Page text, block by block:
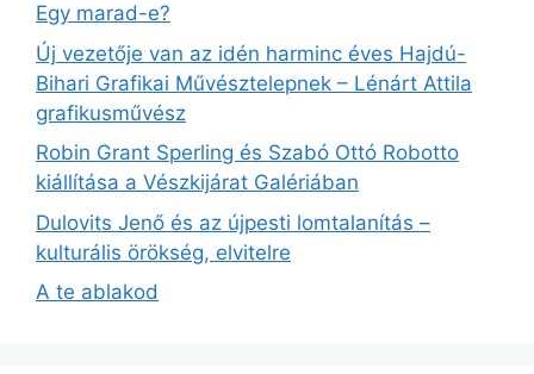
Egy marad-e?
Új vezetője van az idén harminc éves Hajdú-
Bihari Grafikai Művésztelepnek – Lénárt Attila
grafikusművész
Robin Grant Sperling és Szabó Ottó Robotto
kiállítása a Vészkijárat Galériában
Dulovits Jenő és az újpesti lomtalanítás –
kulturális örökség, elvitelre
A te ablakod